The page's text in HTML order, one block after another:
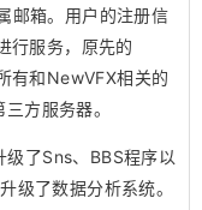
邮箱。用户的注册信
行服务，原先的
有和NewVFX相关的
方服务器。
级了Sns、BBS程序以
级了数据分析系统。